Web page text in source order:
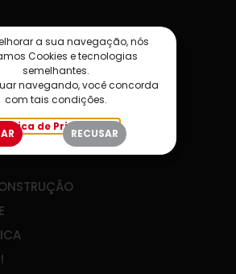
a sua navegação, nós
Cookies e tecnologias
semelhantes.
navegando, você concorda
com tais condições.
Política de Privacidade
RECUSAR